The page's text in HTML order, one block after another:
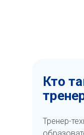
Кто
Тренер-